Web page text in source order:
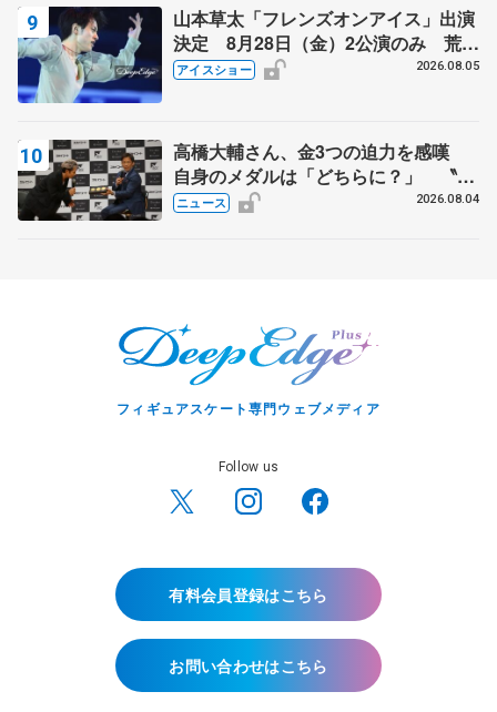
山本草太「フレンズオンアイス」出演
決定 8月28日（金）2公演のみ 荒川
静香さんプロデュース、20周年のアイ
アイスショー 2026.08.05
高橋大輔さん、金3つの迫力を感嘆
自身のメダルは「どちらに？」 〝リ
ス兄弟〟オリンピック3連覇の野村忠
ニュース 2026.08.04
フィギュアスケート専門ウェブメディア
Follow us
有料会員登録はこちら
お問い合わせはこちら